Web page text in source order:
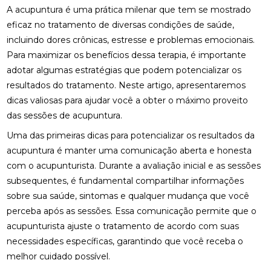
A acupuntura é uma prática milenar que tem se mostrado
eficaz no tratamento de diversas condições de saúde,
incluindo dores crônicas, estresse e problemas emocionais.
Para maximizar os benefícios dessa terapia, é importante
adotar algumas estratégias que podem potencializar os
resultados do tratamento. Neste artigo, apresentaremos
dicas valiosas para ajudar você a obter o máximo proveito
das sessões de acupuntura.
Uma das primeiras dicas para potencializar os resultados da
acupuntura é manter uma comunicação aberta e honesta
com o acupunturista. Durante a avaliação inicial e as sessões
subsequentes, é fundamental compartilhar informações
sobre sua saúde, sintomas e qualquer mudança que você
perceba após as sessões. Essa comunicação permite que o
acupunturista ajuste o tratamento de acordo com suas
necessidades específicas, garantindo que você receba o
melhor cuidado possível.
FISIOTERAPIA PARA LABIRINTO: BENEFÍCIOS E
TRATAMENTOS
FISIOTERAPIA PARA LABIRINTO: COMO O
TRATAMENTO PODE MELHORAR O EQUILÍBRIO E
BEM-ESTAR
FISIOTERAPIA PARA LABIRINTO: COMO O
TRATAMENTO PODE MELHORAR SEU EQUILÍBRIO E
BEM-ESTAR
FISIOTERAPIA PARA LABIRINTO: COMO TRATAR E
PREVENIR DISTÚRBIOS VESTIBULARES
FISIOTERAPIA PARA LABIRINTO: COMO TRATAR E
PREVENIR DISTÚRBIOS VESTIBULARES
FISIOTERAPIA PARA LABIRINTO: SAIBA COMO O
TRATAMENTO PODE MELHORAR O EQUILÍBRIO E
BEM-ESTAR